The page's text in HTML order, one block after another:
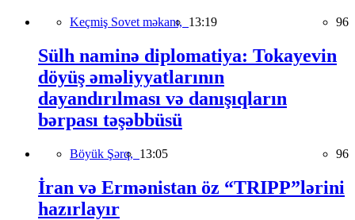
Keçmiş Sovet məkanı, 13:19 96
Sülh naminə diplomatiya: Tokayevin
döyüş əməliyyatlarının
dayandırılması və danışıqların
bərpası təşəbbüsü
Böyük Şərq, 13:05 96
İran və Ermənistan öz “TRIPP”lərini
hazırlayır